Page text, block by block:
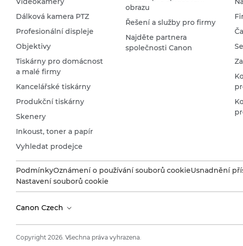
Dálková kamera PTZ
Profesionální displeje
Objektivy
Tiskárny pro domácnost
a malé firmy
Kancelářské tiskárny
Produkční tiskárny
Skenery
Inkoust, toner a papír
Vyhledat prodejce
obrazu
Řešení a služby pro firmy
Najděte partnera
společnosti Canon
PodmínkyOznámení o používání souborů cookieUsnadnění
Nastavení souborů cookie
Canon Czech
Copyright 2026. Všechna práva vyhrazena.